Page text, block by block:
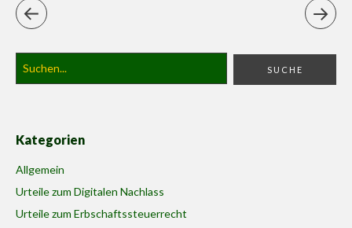
Kategorien
Allgemein
Urteile zum Digitalen Nachlass
Urteile zum Erbschaftssteuerrecht